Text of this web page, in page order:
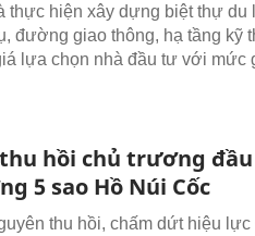
thực hiện xây dựng biệt thự du
đường giao thông, hạ tầng kỹ
lựa chọn nhà đầu tư với mức
hồi chủ trương
5 sao Hồ Núi Cốc
thu hồi, chấm dứt hiệu